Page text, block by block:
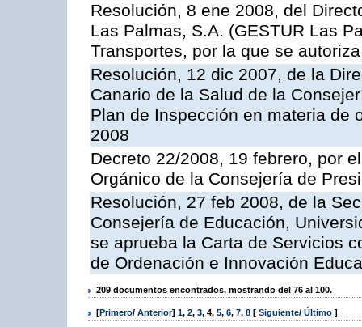
Resolución, 8 ene 2008, del
Las Palmas, S.A. (GESTUR Las
Transportes, por la que se
Resolución, 12 dic 2007, de la
Canario de la Salud de la
Plan de Inspección en materia de
2008
Decreto 22/2008, 19 febrero, por
Orgánico de la Consejería de
Resolución, 27 feb 2008, de la
Consejería de Educación,
se aprueba la Carta de Servicios
de Ordenación e Innovación
209 documentos encontrados, mostrando del 76 al 100.
[Primero/ Anterior] 1, 2, 3, 4, 5, 6, 7, 8 [ Siguiente/ Último ]